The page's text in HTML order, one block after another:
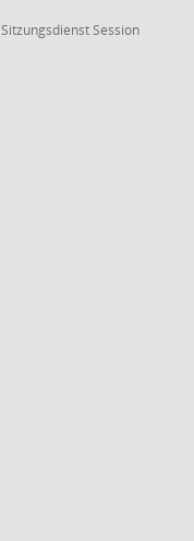
SitzungsdienstSession(Wird in